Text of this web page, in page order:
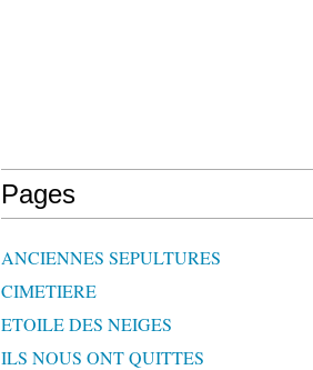
Pages
ANCIENNES SEPULTURES
CIMETIERE
ETOILE DES NEIGES
ILS NOUS ONT QUITTES